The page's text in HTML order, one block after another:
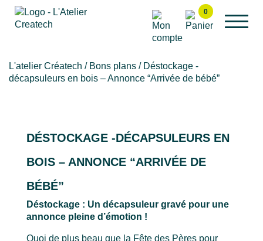
Aller
contenu
0
L'atelier Créatech / Bons plans / Déstockage -
décapsuleurs en bois – Annonce “Arrivée de bébé”
DÉSTOCKAGE -DÉCAPSULEURS EN
BOIS – ANNONCE “ARRIVÉE DE
BÉBÉ”
Déstockage : Un décapsuleur gravé pour une
annonce pleine d’émotion !
Quoi de plus beau que la Fête des Pères pour